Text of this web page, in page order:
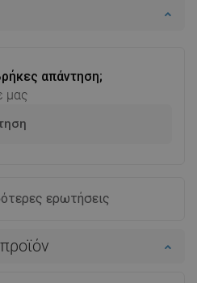
απάντηση;
μας
ερωτήσεις